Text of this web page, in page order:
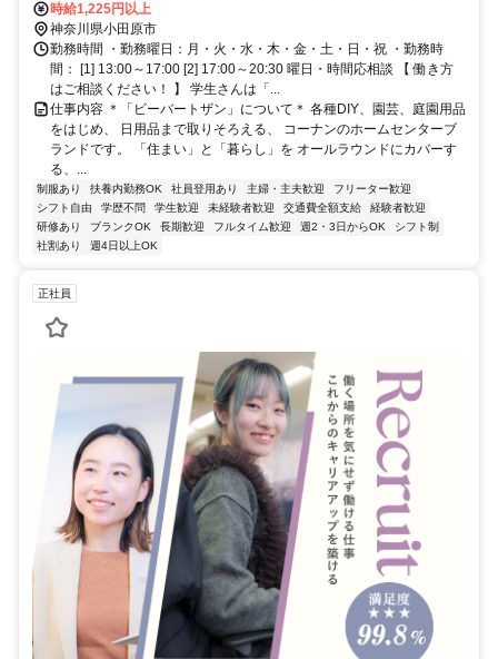
分、ＪＲ東海道本線 早川徒歩約22分
時給1,225円以上
神奈川県小田原市
勤務時間 ・勤務曜日：月・火・水・木・金・土・日・祝 ・勤務時
間： [1] 13:00～17:00 [2] 17:00～20:30 曜日・時間応相談 【 働き方
はご相談ください！ 】 学生さんは「...
仕事内容 ＊「ビーバートザン」について＊ 各種DIY、園芸、庭園用品
をはじめ、 日用品まで取りそろえる、 コーナンのホームセンターブ
ランドです。 「住まい」と「暮らし」を オールラウンドにカバーす
る、...
制服あり 扶養内勤務OK 社員登用あり 主婦・主夫歓迎
フリーター歓迎
シフト自由
学歴不問 学生歓迎 未経験者歓迎 交通費全額支給
経験者歓迎
研修あり
ブランクOK 長期歓迎 フルタイム歓迎 週2・3日からOK
シフト制
社割あり
週4日以上OK
正社員